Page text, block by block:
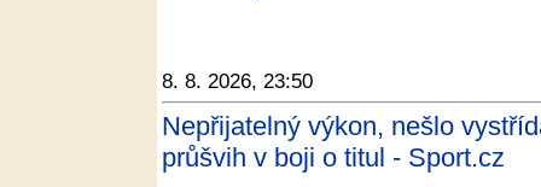
8. 8. 2026, 23:50
Nepřijatelný výkon, nešlo
průšvih v boji o titul - Sport.cz